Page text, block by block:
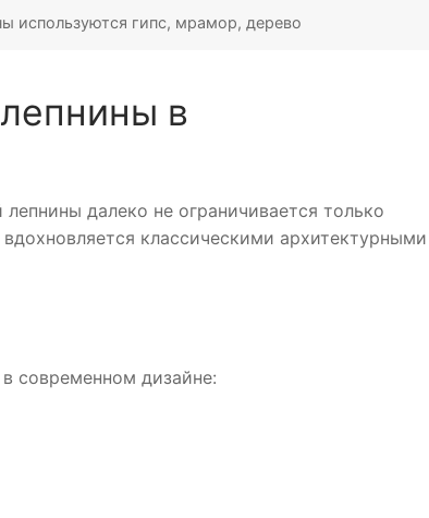
используются гипс, мрамор, дерево
в
далеко не ограничивается только
классическими архитектурными
современном дизайне: